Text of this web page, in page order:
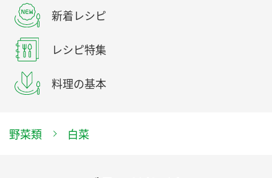
新着レシピ
レシピ特集
料理の基本
野菜類 白菜